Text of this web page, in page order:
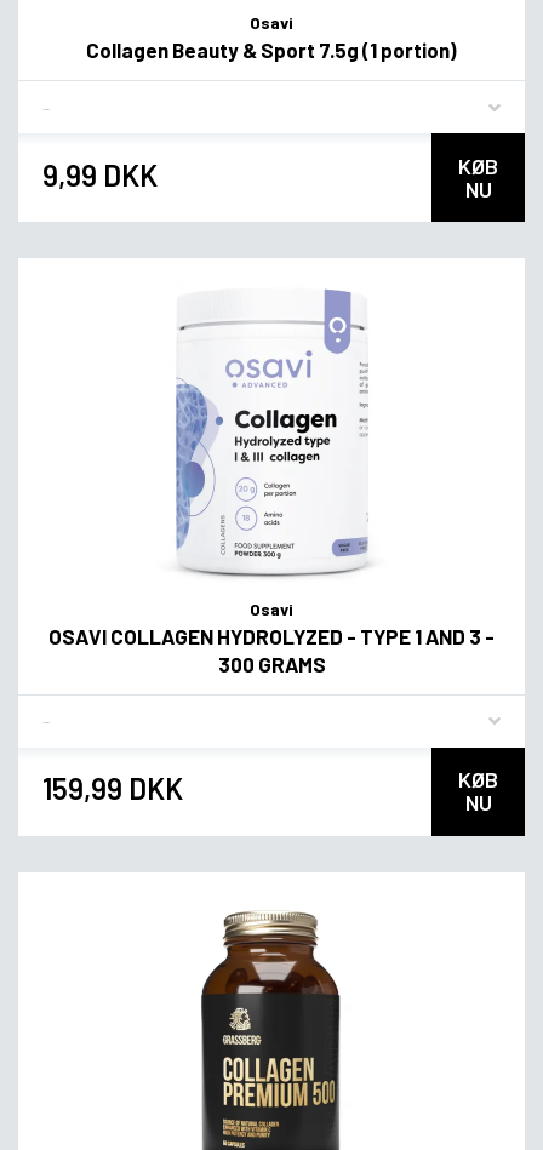
Osavi
Collagen Beauty & Sport 7.5g (1 portion)
9,99 DKK
KØB
NU
Osavi
OSAVI COLLAGEN HYDROLYZED - TYPE 1 AND 3 -
300 GRAMS
159,99 DKK
KØB
NU